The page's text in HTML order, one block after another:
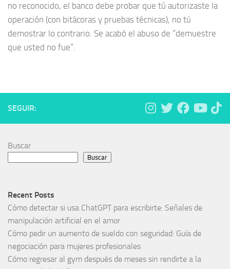
no reconocido, el banco debe probar que tú autorizaste la
operación (con bitácoras y pruebas técnicas), no tú
demostrar lo contrario. Se acabó el abuso de “demuestre
que usted no fue”.
SEGUIR:
Buscar
Buscar
Recent Posts
Cómo detectar si usa ChatGPT para escribirte: Señales de
manipulación artificial en el amor
Cómo pedir un aumento de sueldo con seguridad: Guía de
negociación para mujeres profesionales
Cómo regresar al gym después de meses sin rendirte a la